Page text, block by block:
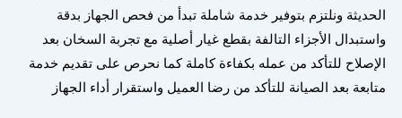
الحديثة ونلتزم بتوفير خدمة شاملة تبدأ من فحص الجهاز بدقة
واستبدال الأجزاء التالفة بقطع غيار أصلية مع تجربة السخان بعد
الإصلاح للتأكد من عمله بكفاءة كاملة كما نحرص على تقديم خدمة
متابعة بعد الصيانة للتأكد من رضا العميل واستقرار أداء الجهاز